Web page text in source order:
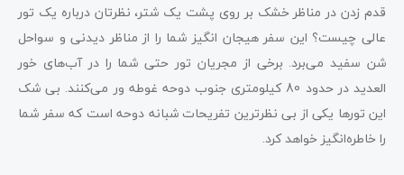
قدم زدن در مناظر خشک بر روی پشت یک شتر، نظرتان درباره یک تور
عالی چیست؟ این سفر هیجان انگیز شما را از مناظر دیدنی و سواحل
شن سفید می‌برد. برخی از مجریان تور حتی شما را در آب‌های خور
العدید در حدود 80 کیلومتری جنوب دوحه غوطه ور می‌کنند. بی شک
این تورها یکی از بی نظرترین تفریحات شبانه دوحه است که سفر شما
را خاطره‌انگیز خواهد کرد.